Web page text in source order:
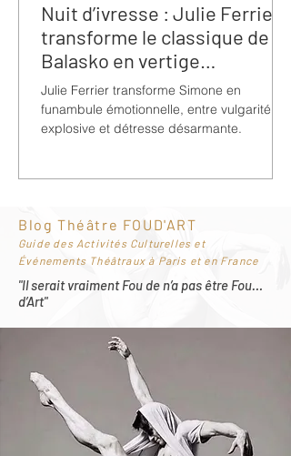
Nuit d’ivresse : Julie Ferrier
transforme le classique de
Balasko en vertige
bouleversant
Julie Ferrier transforme Simone en
funambule émotionnelle, entre vulgarité
explosive et détresse désarmante.
Blog Théâtre FOUD'ART
Guide des Activités Culturelles et
Événements Théâtraux à Paris et en France
"Il serait vraiment Fou de n’a pas être Fou…
d’Art"